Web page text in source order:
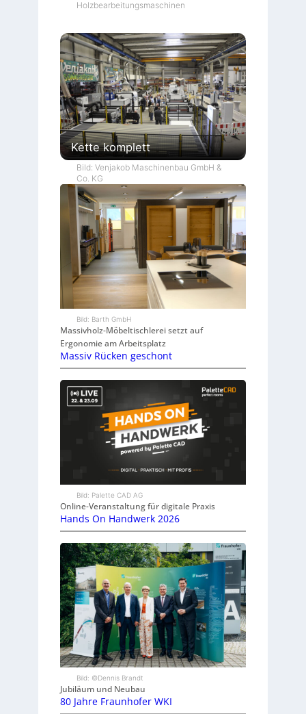
Holzbearbeitungsmaschinen
Kette komplett
Bild: Venjakob Maschinenbau GmbH &
Co. KG
Bild: Barth GmbH
Massivholz-Möbeltischlerei setzt auf
Ergonomie am Arbeitsplatz
Massiv Rücken geschont
Bild: Palette CAD AG
Online-Veranstaltung für digitale Praxis
Hands On Handwerk 2026
Bild: ©Dennis Brandt
Jubiläum und Neubau
80 Jahre Fraunhofer WKI